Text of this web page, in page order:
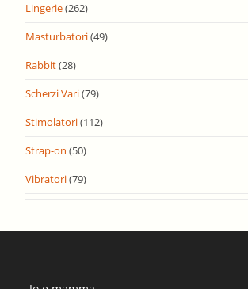
Lingerie(262)
Masturbatori(49)
Rabbit(28)
Scherzi Vari(79)
Stimolatori(112)
Strap-on (50)
Vibratori(79)